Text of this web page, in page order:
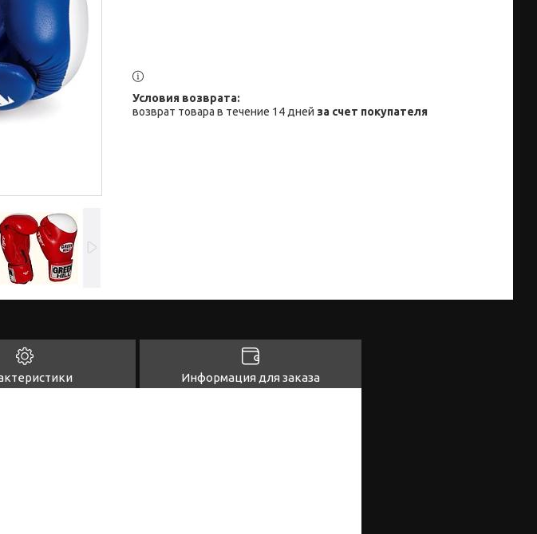
возврат товара в течение 14 дней за счет покупателя
Информация для заказа